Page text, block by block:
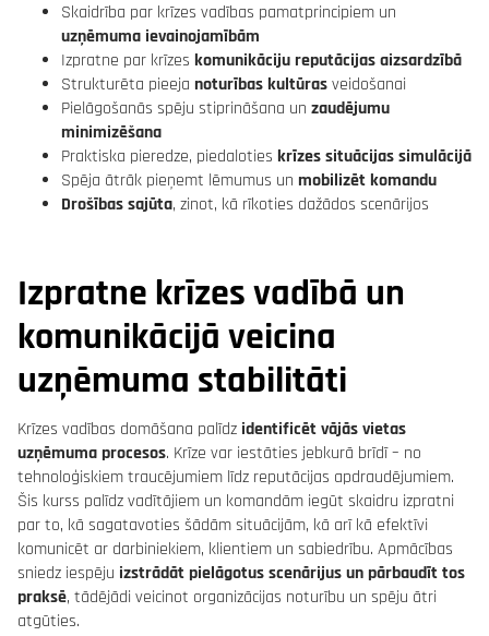
Skaidrība par krīzes vadības pamatprincipiem un
uzņēmuma ievainojamībām
Izpratne par krīzes komunikāciju reputācijas aizsardzībā
Strukturēta pieeja noturības kultūrasveidošanai
Pielāgošanās spēju stiprināšana un zaudējumu
minimizēšana
Praktiska pieredze, piedaloties krīzes situācijas simulācijā
Spēja ātrāk pieņemt lēmumus un mobilizēt komandu
Drošības sajūta, zinot, kā rīkoties dažādos scenārijos
Izpratne krīzes vadībā un
komunikācijā veicina
uzņēmuma stabilitāti
Krīzes vadības domāšana palīdz identificēt vājās vietas
uzņēmuma procesos. Krīze var iestāties jebkurā brīdī – no
tehnoloģiskiem traucējumiem līdz reputācijas apdraudējumiem.
Šis kurss palīdz vadītājiem un komandām iegūt skaidru izpratni
par to, kā sagatavoties šādām situācijām, kā arī kā efektīvi
komunicēt ar darbiniekiem, klientiem un sabiedrību. Apmācības
sniedz iespēju izstrādāt pielāgotus scenārijus un pārbaudīt tos
praksē, tādējādi veicinot organizācijas noturību un spēju ātri
atgūties.